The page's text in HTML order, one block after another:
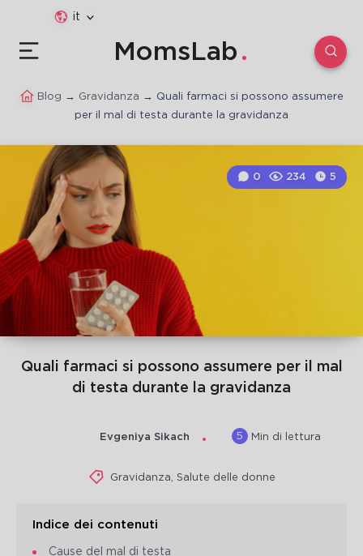
it
MomsLab
Blog → Gravidanza → Quali farmaci si possono assumere
per il mal di testa durante la gravidanza
Quali farmaci si possono assumere per il mal
di testa durante la gravidanza
0 234 5
Evgeniya Sikach 5 Min di lettura
Gravidanza Salute delle donne
Indice dei contenuti
Cause del mal di testa